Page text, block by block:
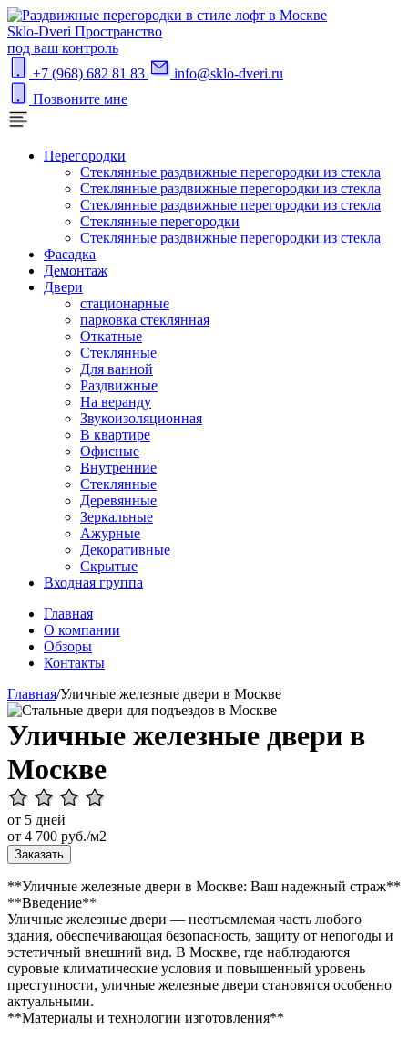
Sklo-Dveri Пространство
под ваш контроль
+7 (968) 682 81 83
info@sklo-dveri.ru
Позвоните мне
Перегородки
Стеклянные раздвижные перегородки из стекла
Стеклянные раздвижные перегородки из стекла
Стеклянные раздвижные перегородки из стекла
Стеклянные перегородки
Стеклянные раздвижные перегородки из стекла
Фасадка
Демонтаж
Двери
стационарные
парковка стеклянная
Откатные
Стеклянные
Для ванной
Раздвижные
На веранду
Звукоизоляционная
В квартире
Офисные
Внутренние
Стеклянные
Деревянные
Зеркальные
Ажурные
Декоративные
Скрытые
Входная группа
Главная
О компании
Обзоры
Контакты
Главная/Уличные железные двери в Москве
Уличные железные двери в
Москве
от 5 дней
от 4 700 руб./м2
Заказать
**Уличные железные двери в Москве: Ваш надежный страж**
**Введение**
Уличные железные двери — неотъемлемая часть любого
здания, обеспечивающая безопасность, защиту от непогоды и
эстетичный внешний вид. В Москве, где наблюдаются
суровые климатические условия и повышенный уровень
преступности, уличные железные двери становятся особенно
актуальными.
**Материалы и технологии изготовления**